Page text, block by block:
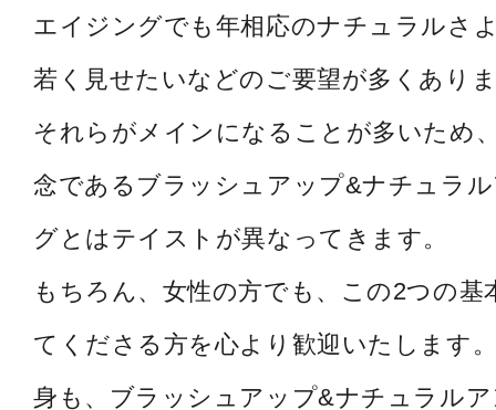
エイジングでも年相応のナチュラルさ
若く見せたいなどのご要望が多くあり
それらがメインになることが多いため
念であるブラッシュアップ&ナチュラ
グとはテイストが異なってきます。
もちろん、女性の方でも、この2つの基
てくださる方を心より歓迎いたします
身も、ブラッシュアップ&ナチュラル